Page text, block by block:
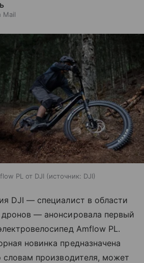
Mail
PL от DJI источник: DJI
DJI — специалист в области
— анонсировала первый
Amflow PL.
новинка предназначена
словам производителя, может